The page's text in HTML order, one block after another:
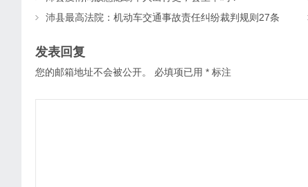
沛县最高法院：机动车交通事故责任纠纷裁判规则27条
发表回复
您的邮箱地址不会被公开。 必填项已用 * 标注